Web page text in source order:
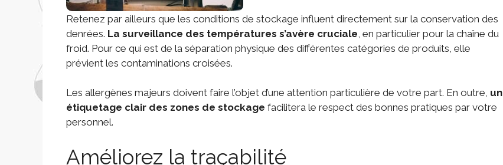
Retenez par ailleurs que les conditions de stockage influent directement sur la conservation des
denrées. La surveillance des températures s’avère cruciale , en particulier pour la chaîne du
froid. Pour ce qui est de la séparation physique des différentes catégories de produits, elle
prévient les contaminations croisées.
Les allergènes majeurs doivent faire l’objet d’une attention particulière de votre part. En outre, un
étiquetage clair des zones de stockage facilitera le respect des bonnes pratiques par votre
personnel.
Améliorez la traçabilité